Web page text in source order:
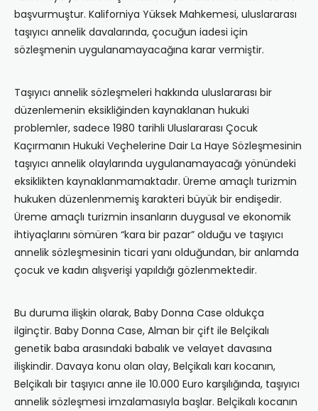
başvurmuştur. Kaliforniya Yüksek Mahkemesi, uluslararası
taşıyıcı annelik davalarında, çocuğun iadesi için
sözleşmenin uygulanamayacağına karar vermiştir.
Taşıyıcı annelik sözleşmeleri hakkında uluslararası bir
düzenlemenin eksikliğinden kaynaklanan hukuki
problemler, sadece 1980 tarihli Uluslararası Çocuk
Kaçırmanın Hukuki Veçhelerine Dair La Haye Sözleşmesinin
taşıyıcı annelik olaylarında uygulanamayacağı yönündeki
eksiklikten kaynaklanmamaktadır. Üreme amaçlı turizmin
hukuken düzenlenmemiş karakteri büyük bir endişedir.
Üreme amaçlı turizmin insanların duygusal ve ekonomik
ihtiyaçlarını sömüren “kara bir pazar” olduğu ve taşıyıcı
annelik sözleşmesinin ticari yanı olduğundan, bir anlamda
çocuk ve kadın alışverişi yapıldığı gözlenmektedir.
Bu duruma ilişkin olarak, Baby Donna Case oldukça
ilginçtir. Baby Donna Case, Alman bir çift ile Belçikalı
genetik baba arasındaki babalık ve velayet davasına
ilişkindir. Davaya konu olan olay, Belçikalı karı kocanın,
Belçikalı bir taşıyıcı anne ile 10.000 Euro karşılığında, taşıyıcı
annelik sözleşmesi imzalamasıyla başlar. Belçikalı kocanın